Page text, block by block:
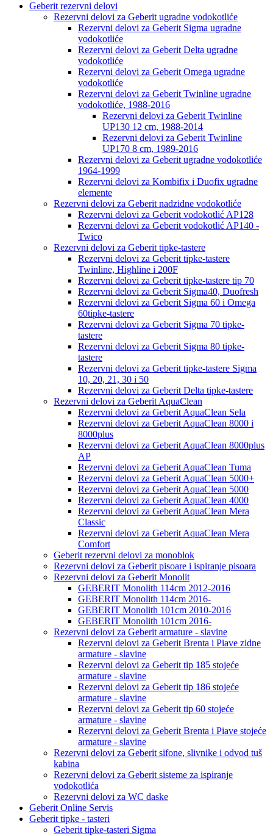
Geberit rezervni delovi
Rezervni delovi za Geberit ugradne vodokotliće
Rezervni delovi za Geberit Sigma ugradne
vodokotliće
Rezervni delovi za Geberit Delta ugradne
vodokotliće
Rezervni delovi za Geberit Omega ugradne
vodokotliće
Rezervni delovi za Geberit Twinline ugradne
vodokotliće, 1988-2016
Rezervni delovi za Geberit Twinline
UP130 12 cm, 1988-2014
Rezervni delovi za Geberit Twinline
UP170 8 cm, 1989-2016
Rezervni delovi za Geberit ugradne vodokotliće
1964-1999
Rezervni delovi za Kombifix i Duofix ugradne
elemente
Rezervni delovi za Geberit nadzidne vodokotliće
Rezervni delovi za Geberit vodokotlić AP128
Rezervni delovi za Geberit vodokotlić AP140 -
Twico
Rezervni delovi za Geberit tipke-tastere
Rezervni delovi za Geberit tipke-tastere
Twinline, Highline i 200F
Rezervni delovi za Geberit tipke-tastere tip 70
Rezervni delovi za Geberit Sigma40, Duofresh
Rezervni delovi za Geberit Sigma 60 i Omega
60tipke-tastere
Rezervni delovi za Geberit Sigma 70 tipke-
tastere
Rezervni delovi za Geberit Sigma 80 tipke-
tastere
Rezervni delovi za Geberit tipke-tastere Sigma
10, 20, 21, 30 i 50
Rezervni delovi za Geberit Delta tipke-tastere
Rezervni delovi za Geberit AquaClean
Rezervni delovi za Geberit AquaClean Sela
Rezervni delovi za Geberit AquaClean 8000 i
8000plus
Rezervni delovi za Geberit AquaClean 8000plus
AP
Rezervni delovi za Geberit AquaClean Tuma
Rezervni delovi za Geberit AquaClean 5000+
Rezervni delovi za Geberit AquaClean 5000
Rezervni delovi za Geberit AquaClean 4000
Rezervni delovi za Geberit AquaClean Mera
Classic
Rezervni delovi za Geberit AquaClean Mera
Comfort
Geberit rezervni delovi za monoblok
Rezervni delovi za Geberit pisoare i ispiranje pisoara
Rezervni delovi za Geberit Monolit
GEBERIT Monolith 114cm 2012-2016
GEBERIT Monolith 114cm 2016-
GEBERIT Monolith 101cm 2010-2016
GEBERIT Monolith 101cm 2016-
Rezervni delovi za Geberit armature - slavine
Rezervni delovi za Geberit Brenta i Piave zidne
armature - slavine
Rezervni delovi za Geberit tip 185 stojeće
armature - slavine
Rezervni delovi za Geberit tip 186 stojeće
armature - slavine
Rezervni delovi za Geberit tip 60 stojeće
armature - slavine
Rezervni delovi za Geberit Brenta i Piave stojeće
armature - slavine
Rezervni delovi za Geberit sifone, slivnike i odvod tuš
kabina
Rezervni delovi za Geberit sisteme za ispiranje
vodokotlića
Rezervni delovi za WC daske
Geberit Online Servis
Geberit tipke - tasteri
Geberit tipke-tasteri Sigma